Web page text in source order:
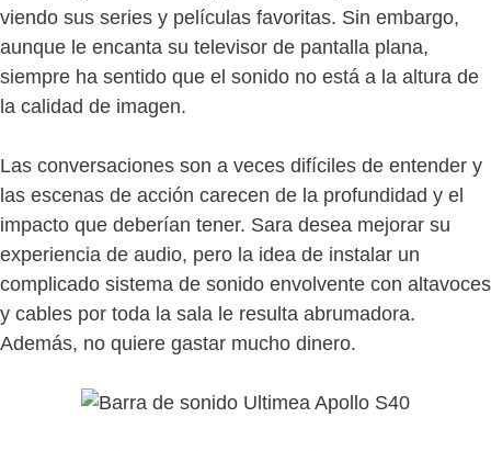
viendo sus series y películas favoritas. Sin embargo,
aunque le encanta su televisor de pantalla plana,
siempre ha sentido que el sonido no está a la altura de
la calidad de imagen.
Las conversaciones son a veces difíciles de entender y
las escenas de acción carecen de la profundidad y el
impacto que deberían tener. Sara desea mejorar su
experiencia de audio, pero la idea de instalar un
complicado sistema de sonido envolvente con altavoces
y cables por toda la sala le resulta abrumadora.
Además, no quiere gastar mucho dinero.